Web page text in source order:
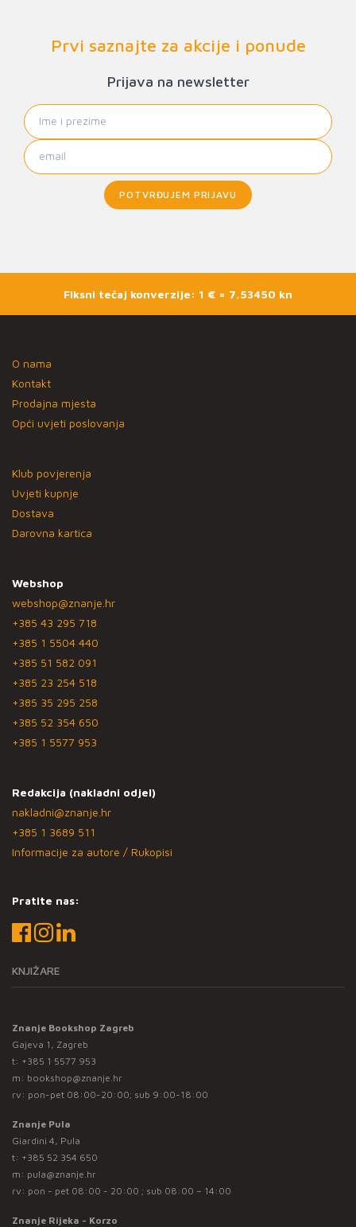
Prvi saznajte za akcije i ponude
Prijava na newsletter
POTVRĐUJEM PRIJAVU
Fiksni tečaj konverzije: 1 € = 7,53450 kn
O nama
Kontakt
Prodajna mjesta
Opći uvjeti poslovanja
Klub povjerenja
Uvjeti kupnje
Dostava
Darovna kartica
Webshop
webshop@znanje.hr
+385 43 295 718
+385 1 5504 440
+385 51 582 091
+385 23 254 518
+385 35 295 258
+385 52 354 650
+385 1 5577 953
Redakcija (nakladni odjel)
nakladni@znanje.hr
+385 1 3689 511
Informacije za autore / Rukopisi
Pratite nas:
KNJIŽARE
Znanje Bookshop Zagreb
Gajeva 1, Zagreb
t: +385 1 5577 953
m: bookshop@znanje.hr
rv: pon-pet 08:00-20:00; sub 9:00-18:00
Znanje Pula
Giardini 4, Pula
t: +385 52 354 650
m: pula@znanje.hr
rv: pon - pet 08:00 - 20:00 ; sub 08:00 – 14:00
Znanje Rijeka - Korzo